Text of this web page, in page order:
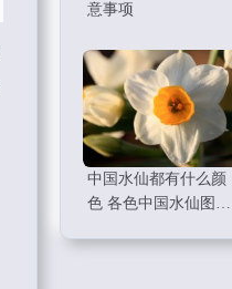
意事项
中国水仙都有什么颜
色 各色中国水仙图片